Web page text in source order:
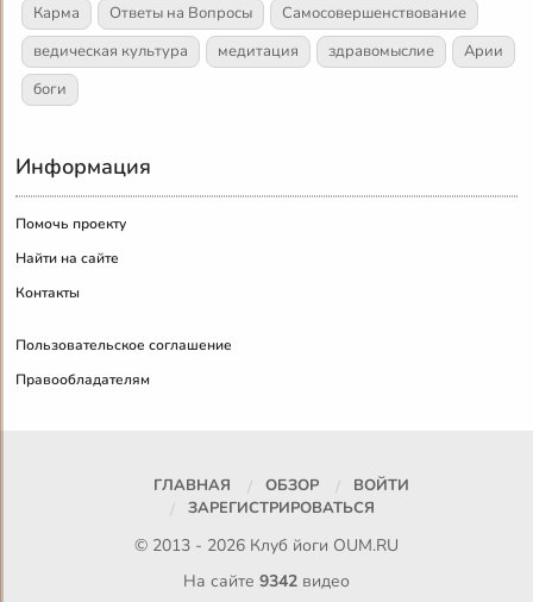
Карма
Ответы на Вопросы
Самосовершенствование
ведическая культура
медитация здравомыслие
Арии
боги
Информация
Помочь проекту
Найти на сайте
Контакты
Пользовательское соглашение
Правообладателям
ГЛАВНАЯ ОБЗОР
ВОЙТИ
ЗАРЕГИСТРИРОВАТЬСЯ
© 2013 - 2026 Клуб йоги OUM.RU
На сайте 9342видео